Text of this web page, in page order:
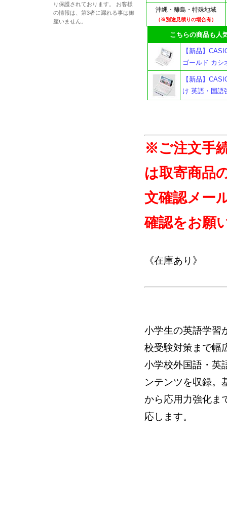
沖縄・離島・特殊地域
（※別途見積りの場合有）
こちらの商品も人気
【新品】
ゴールド カシ
【新品】
け 英語・国語
※ご注文手
は取寄商品
文確認メー
確認をお願
《在庫あり》
小学生の英語学習
校受験対策まで幅
小学校外国語・英
ンテンツを収録。
から応用力強化ま
応します。
り保護されております。 お客様
の情報は、第3者に漏れる事は御
座いません。